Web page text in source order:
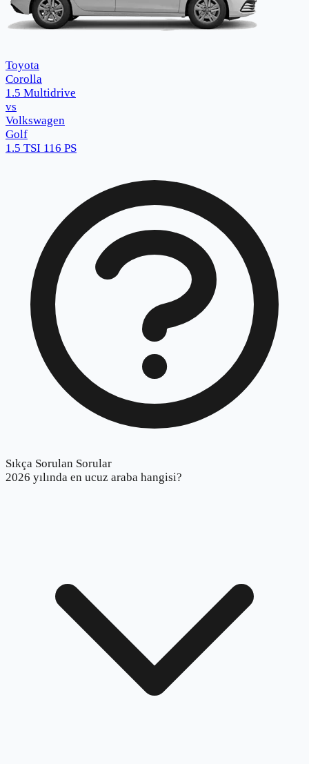
Toyota
Corolla
1.5 Multidrive
vs
Volkswagen
Golf
1.5 TSI 116 PS
Sıkça Sorulan Sorular
2026 yılında en ucuz araba hangisi?